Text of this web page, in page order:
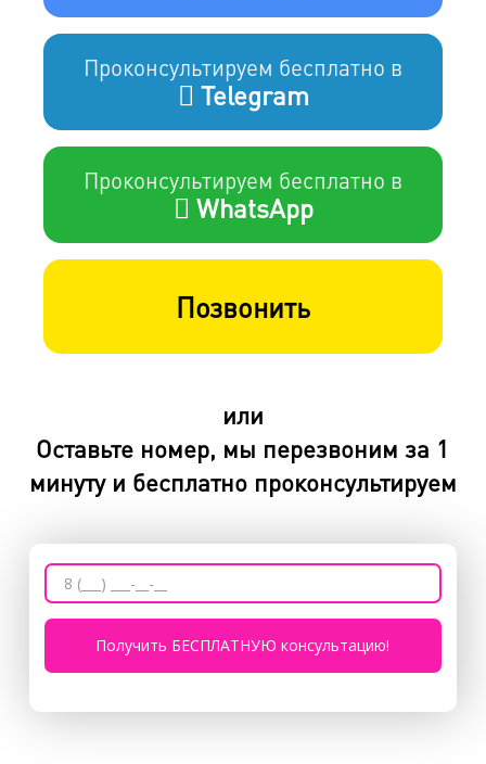
Проконсультируем бесплатно в
Telegram
Проконсультируем бесплатно в
WhatsApp
Позвонить
или
Оставьте номер, мы перезвоним за 1
минуту и бесплатно проконсультируем